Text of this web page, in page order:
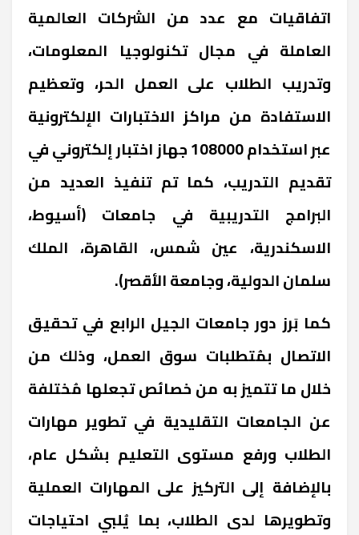
اتفاقيات مع عدد من الشركات العالمية
العاملة في مجال تكنولوجيا المعلومات،
وتدريب الطلاب على العمل الحر، وتعظيم
الاستفادة من مراكز الاختبارات الإلكترونية
عبر استخدام 108000 جهاز اختبار إلكتروني في
تقديم التدريب، كما تم تنفيذ العديد من
البرامج التدريبية في جامعات (أسيوط،
الاسكندرية، عين شمس، القاهرة، الملك
سلمان الدولية، وجامعة الأقصر).
كما بَرز دور جامعات الجيل الرابع في تحقيق
الاتصال بمُتطلبات سوق العمل، وذلك من
خلال ما تتميز به من خصائص تجعلها مُختلفة
عن الجامعات التقليدية في تطوير مهارات
الطلاب ورفع مستوى التعليم بشكل عام،
بالإضافة إلى التركيز على المهارات العملية
وتطويرها لدى الطلاب، بما يُلبي احتياجات